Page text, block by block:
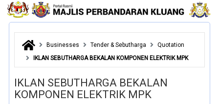
Businesses Tender & Sebutharga
Quotation
IKLAN SEBUTHARGA BEKALAN KOMPONEN ELEKTRIK MPK
IKLAN SEBUTHARGA BEKALAN
KOMPONEN ELEKTRIK MPK